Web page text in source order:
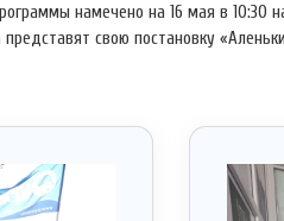
намечено на 16 мая в 10:30
свою постановку